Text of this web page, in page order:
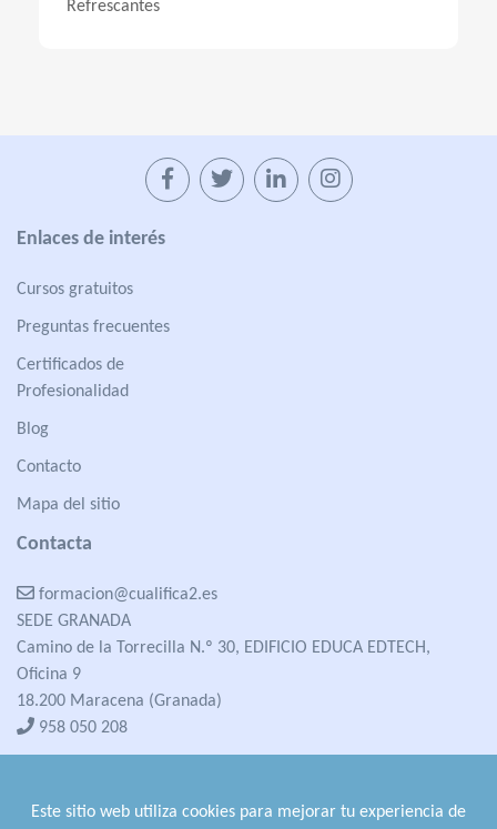
Refrescantes
Enlaces de interés
Cursos gratuitos
Preguntas frecuentes
Certificados de
Profesionalidad
Blog
Contacto
Mapa del sitio
Contacta
formacion@cualifica2.es
SEDE GRANADA
Camino de la Torrecilla N.º 30, EDIFICIO EDUCA EDTECH,
Oficina 9
18.200 Maracena (Granada)
958 050 208
Este sitio web utiliza cookies para mejorar tu experiencia de